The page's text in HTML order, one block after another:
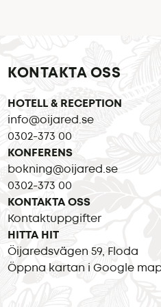
KONTAKTA OSS
HOTELL & RECEPTION
info@oijared.se
0302-373 00
KONFERENS
bokning@oijared.se
0302-373 00
KONTAKTA OSS
Kontaktuppgifter
HITTA HIT
Öijaredsvägen 59, Floda
Öppna kartan i Google